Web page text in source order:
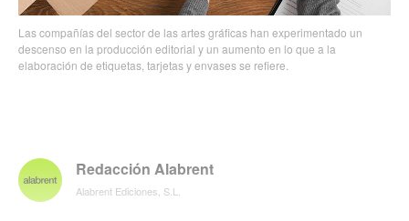
Las compañías del sector de las artes gráficas han experimentado un
descenso en la producción editorial y un aumento en lo que a la
elaboración de etiquetas, tarjetas y envases se refiere.
Redacción Alabrent
Alabrent Ediciones, S.L.